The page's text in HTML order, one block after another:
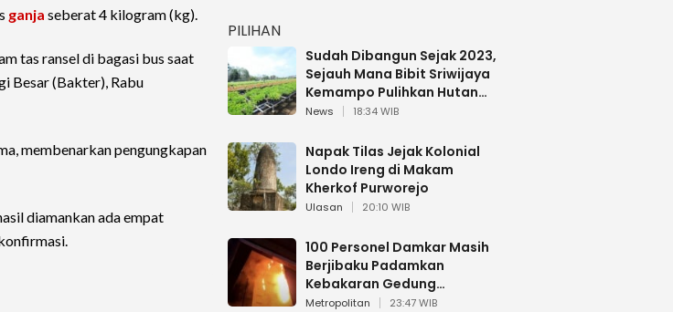
ganja seberat 4 kilogram (kg).
tas ransel di bagasi bus saat
Besar (Bakter), Rabu
membenarkan pengungkapan
diamankan ada empat
PILIHAN
Sudah Dibangun Sejak 2023,
Sejauh Mana Bibit Sriwijaya
Kemampo Pulihkan Hutan
Sumsel?
News 18:34 WIB
Napak Tilas Jejak Kolonial
Londo Ireng di Makam
Kherkof Purworejo
Ulasan 20:10 WIB
100 Personel Damkar Masih
Berjibaku Padamkan
Kebakaran Gedung
Bapenda DKI
Metropolitan 23:47 WIB